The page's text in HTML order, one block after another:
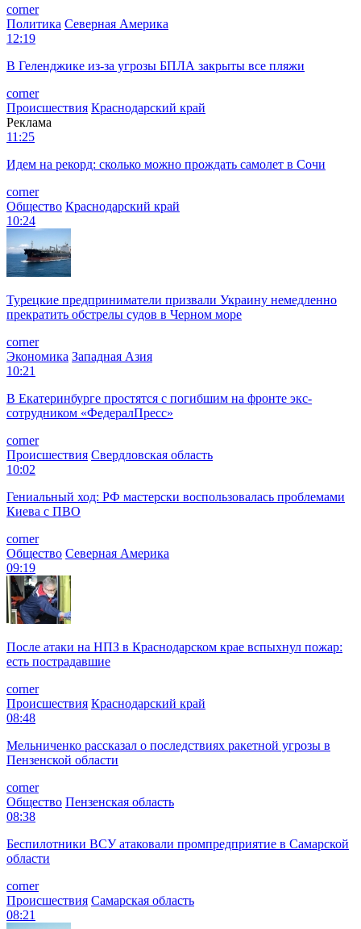
corner
Политика Северная Америка
12:19
В Геленджике из-за угрозы БПЛА закрыты все пляжи
corner
Происшествия Краснодарский край
Реклама
11:25
Идем на рекорд: сколько можно прождать самолет в Сочи
corner
Общество Краснодарский край
10:24
Турецкие предприниматели призвали Украину немедленно
прекратить обстрелы судов в Черном море
corner
Экономика Западная Азия
10:21
В Екатеринбурге простятся с погибшим на фронте экс-
сотрудником «ФедералПресс»
corner
Происшествия Свердловская область
10:02
Гениальный ход: РФ мастерски воспользовалась проблемами
Киева с ПВО
corner
Общество Северная Америка
09:19
После атаки на НПЗ в Краснодарском крае вспыхнул пожар:
есть пострадавшие
corner
Происшествия Краснодарский край
08:48
Мельниченко рассказал о последствиях ракетной угрозы в
Пензенской области
corner
Общество Пензенская область
08:38
Беспилотники ВСУ атаковали промпредприятие в Самарской
области
corner
Происшествия Самарская область
08:21